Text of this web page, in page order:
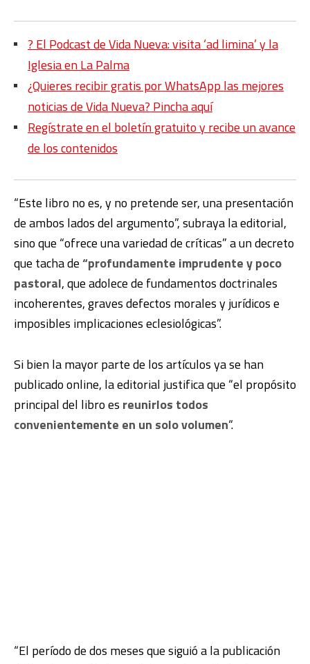
?️ El Podcast de Vida Nueva: visita ‘ad limina’ y la
Iglesia en La Palma
¿Quieres recibir gratis por WhatsApp las mejores
noticias de Vida Nueva? Pincha aquí
Regístrate en el boletín gratuito y recibe un avance
de los contenidos
“Este libro no es, y no pretende ser, una presentación
de ambos lados del argumento”, subraya la editorial,
sino que “ofrece una variedad de críticas” a un decreto
que tacha de“profundamente imprudente y poco
pastoral, que adolece de fundamentos doctrinales
incoherentes, graves defectos morales y jurídicos e
imposibles implicaciones eclesiológicas”.
Si bien la mayor parte de los artículos ya se han
publicado online, la editorial justifica que “el propósito
principal del libro es reunirlos todos
convenientemente en un solo volumen“.
“El período de dos meses que siguió a la publicación